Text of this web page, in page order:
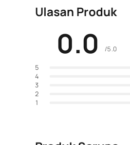
Ulasan Produk
0.0 /5.0
5
4
3
2
1